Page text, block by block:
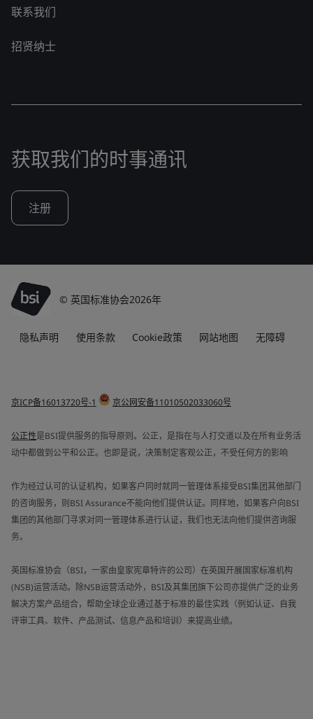
联系我们
招贤纳士
获取我们的时事通讯
注册
© 英国标准协会2026年
隐私声明 使用条款 Cookie政策 网站地图 无障碍
京ICP备16013720号-1 京公网安备11010502033060号
公正性是BSI提供服务的指导原则。公正，是指在与人打交道以及在所有业务活
动中都做到公平和公正。也即是说，决策制定客观公正，不受任何方的影响
作为经过认可的认证机构，如果客户同时就同一管理体系接受BSI集团其他部门
的咨询服务，则BSI Assurance不能向他们提供认证。同样地，如果客户向BSI
集团的其他部门寻求对同一管理体系进行认证，我们也无法向他们提供咨询服
务。
英国标准协会（BSI，一家由皇家宪章特许的公司）在英国开展国家标准机构
(NSB)运营活动。除NSB运营活动外，BSI及其集团旗下公司亦提供广泛的业务
解决方案产品组合，帮助全球企业通过基于标准的最佳实践（例如认证、自我
评审工具、软件、产品测试、信息产品和培训）来提高业绩。